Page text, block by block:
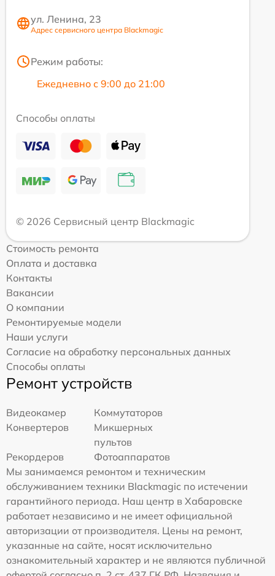
ул. Ленина, 23
Адрес сервисного центра Blackmagic
Режим работы:
Ежедневно с 9:00 до 21:00
Способы оплаты
© 2026 Сервисный центр Blackmagic
Стоимость ремонта
Оплата и доставка
Контакты
Вакансии
О компании
Ремонтируемые модели
Наши услуги
Согласие на обработку персональных данных
Способы оплаты
Ремонт устройств
Видеокамер
Коммутаторов
Конвертеров
Микшерных
пультов
Рекордеров
Фотоаппаратов
Мы занимаемся ремонтом и техническим
обслуживанием техники Blackmagic по истечении
гарантийного периода. Наш центр в Хабаровске
работает независимо и не имеет официальной
авторизации от производителя. Цены на ремонт,
указанные на сайте, носят исключительно
ознакомительный характер и не являются публичной